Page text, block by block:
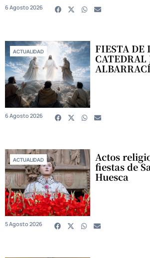
6 Agosto 2026
ACTUALIDAD FIESTA DE
CATEDRAL
6 Agosto 2026
ACTUALIDAD Actos
fiestas de
Huesca
5 Agosto 2026